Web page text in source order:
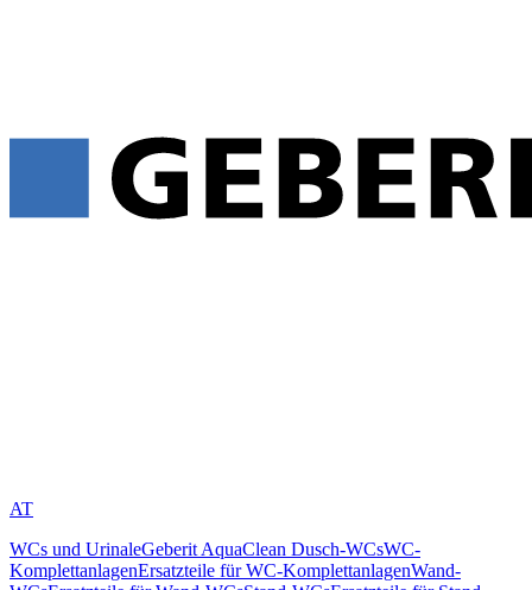
AT
WCs und UrinaleGeberit AquaClean Dusch-WCsWC-
KomplettanlagenErsatzteile für WC-KomplettanlagenWand-